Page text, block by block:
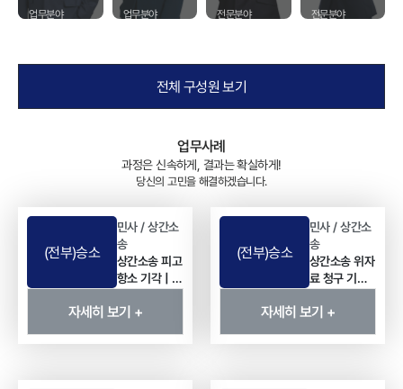
업무분야 업무분야 전문분야 전문분야
전체 구성원 보기
업무사례
과정은 신속하게, 결과는 확실하게!
당신의 고민을 해결하겠습니다.
(전부)승소
민사 / 상간소
송
상간소송 피고
항소 기각 | 상
간녀 위자료
5,000만 원
례
자세히 보기 +
(전부)승소
민사 / 상간소
송
상간소송 위자
료 청구 기각 |
사실혼 관계
상간녀위자료
례
자세히 보기 +